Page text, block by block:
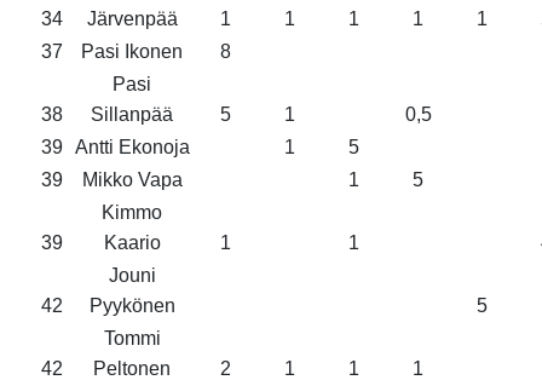
34
Järvenpää
1 1 1 1 1
37
Pasi Ikonen 8
38
Pasi
Sillanpää
5 1
0,5
39 Antti Ekonoja 1
5
39
Mikko Vapa 1 5
39
Kimmo
Kaario
1 1
42
Jouni
Pyykönen
5
42
Tommi
Peltonen
2 1 1 1